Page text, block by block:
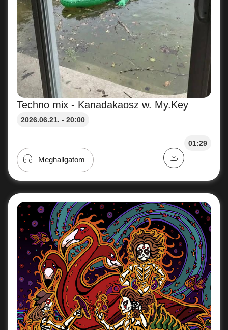
Techno mix - Kanadakaosz w. My.Key
2026.06.21. - 20:00
01:29
Meghallgatom